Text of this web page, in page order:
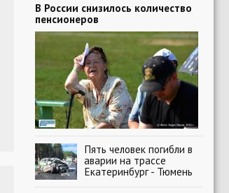
В России снизилось количество
пенсионеров
Пять человек погибли в
аварии на трассе
Екатеринбург - Тюмень